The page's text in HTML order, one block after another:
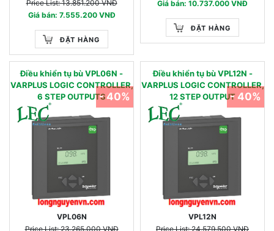
Price List: 13.851.200 VNĐ
Giá bán: 7.555.200 VNĐ
ĐẶT HÀNG
Giá bán: 10.737.000 VNĐ
ĐẶT HÀNG
Điều khiển tụ bù VPL06N -
VARPLUS LOGIC CONTROLLER,
6 STEP OUTPUTS
VPL06N
Price List: 23.265.000 VNĐ
- 40%
Điều khiển tụ bù VPL12N -
VARPLUS LOGIC CONTROLLER,
12 STEP OUTPUT
VPL12N
Price List: 24.579.500 VNĐ
- 40%